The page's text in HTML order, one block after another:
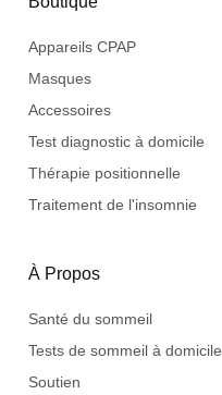
Appareils CPAP
Masques
Accessoires
Test diagnostic à domicile
Thérapie positionnelle
Traitement de l'insomnie
À Propos
Santé du sommeil
Tests de sommeil à domicile
Soutien